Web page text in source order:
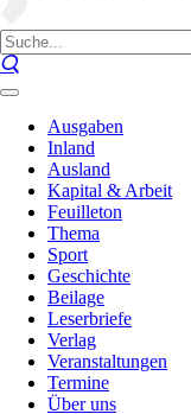
Ausgaben
Inland
Ausland
Kapital & Arbeit
Feuilleton
Thema
Sport
Geschichte
Beilage
Leserbriefe
Verlag
Veranstaltungen
Termine
Über uns